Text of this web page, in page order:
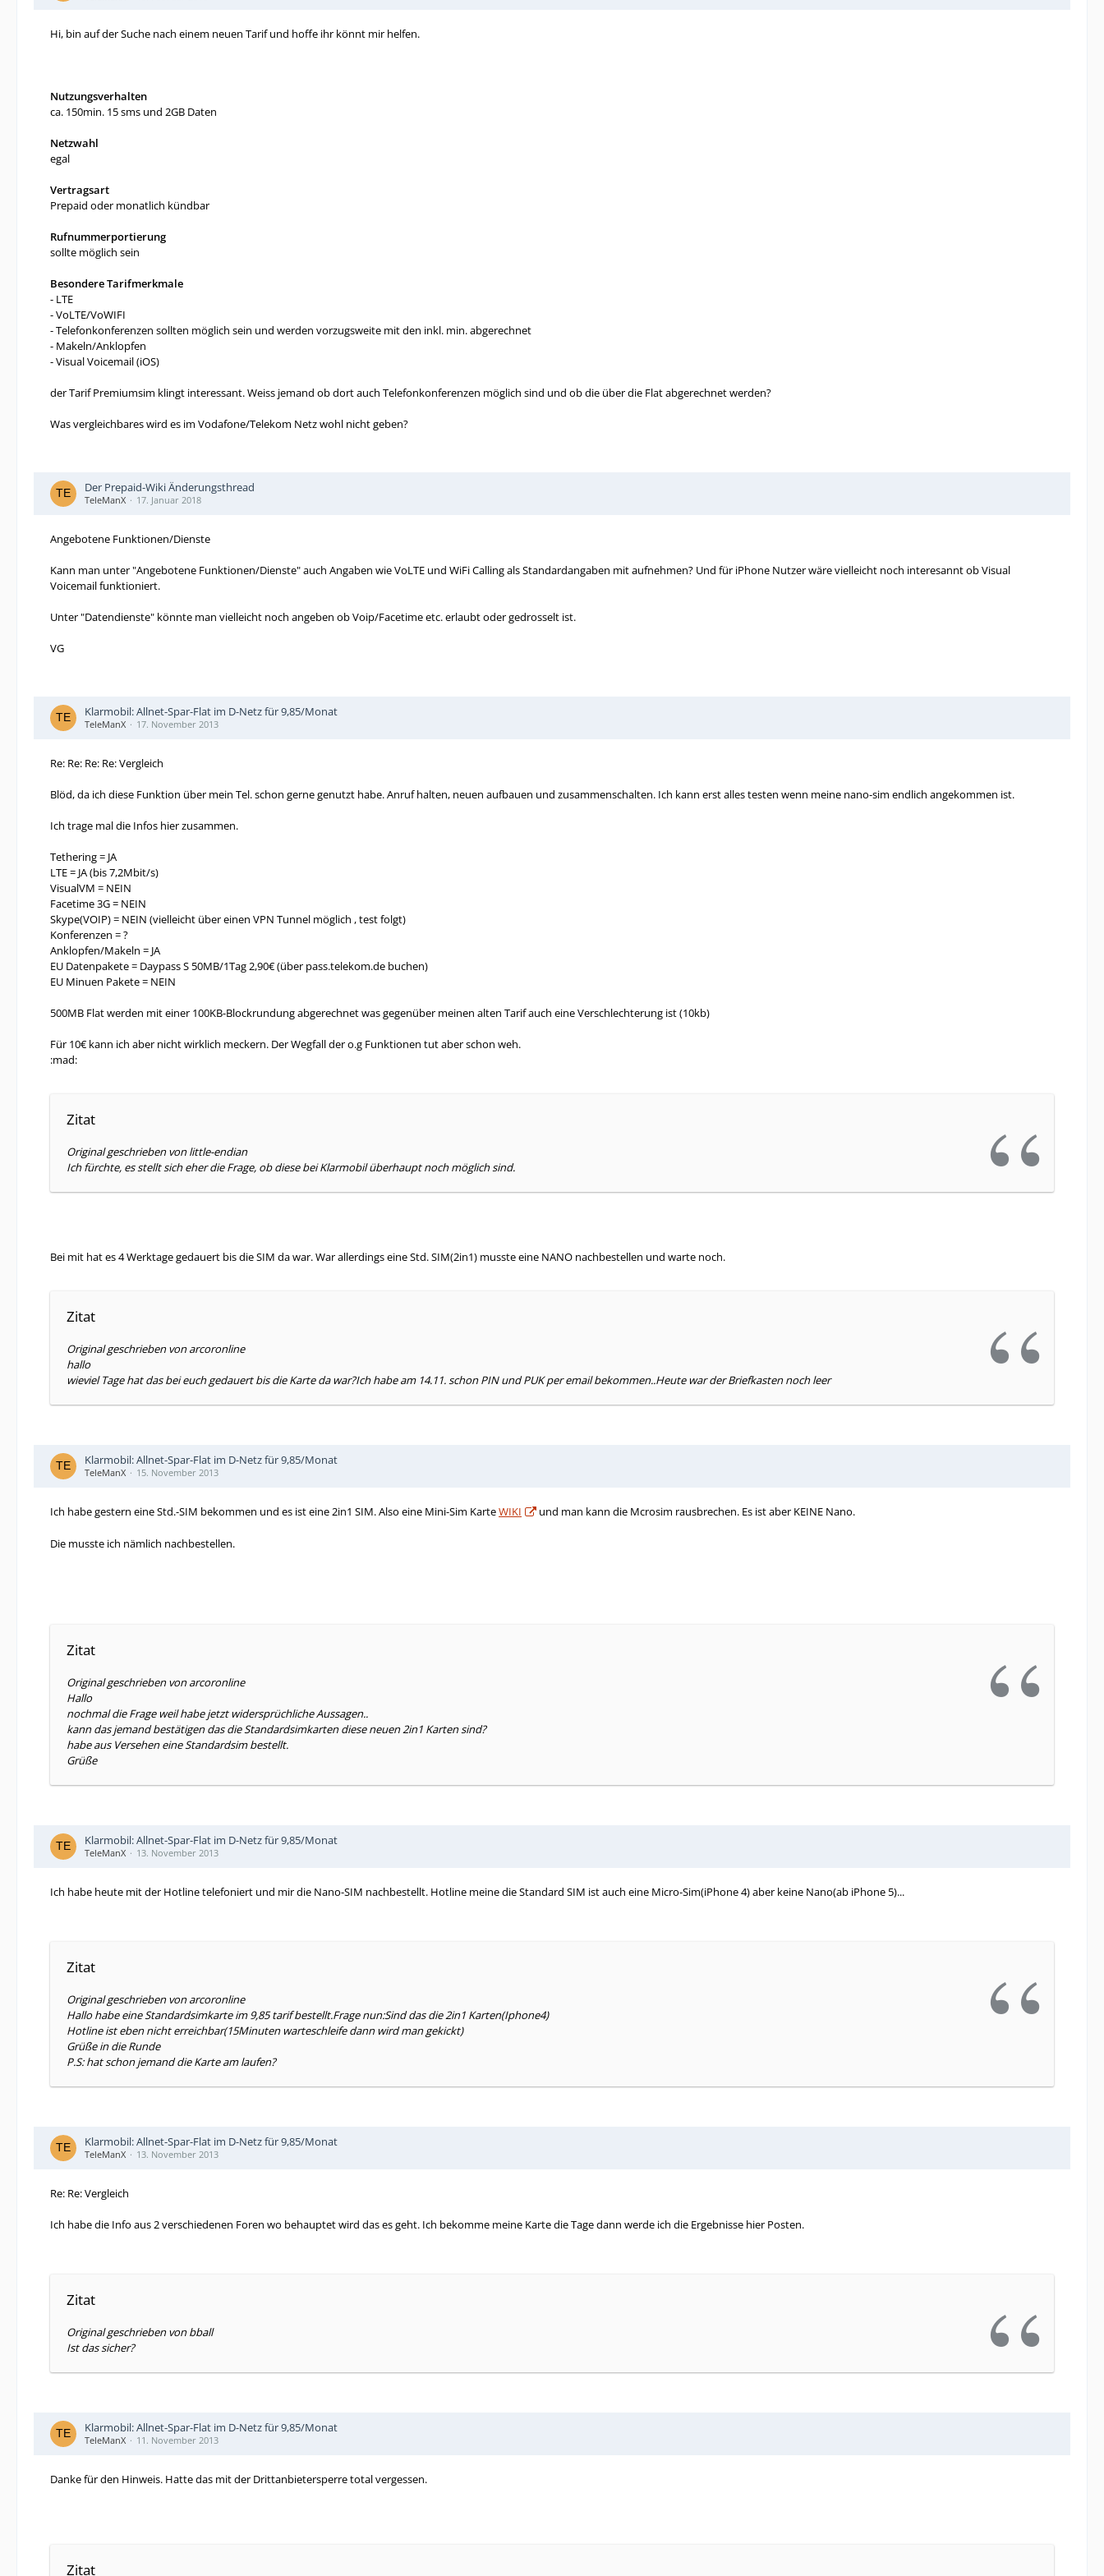
Hi, bin auf der Suche nach einem neuen Tarif und hoffe ihr könnt mir helfen.
Nutzungsverhalten
ca. 150min. 15 sms und 2GB Daten
Netzwahl
egal
Vertragsart
Prepaid oder monatlich kündbar
Rufnummerportierung
sollte möglich sein
Besondere Tarifmerkmale
- LTE
- VoLTE/VoWIFI
- Telefonkonferenzen sollten möglich sein und werden vorzugsweite mit den inkl. min. abgerechnet
- Makeln/Anklopfen
- Visual Voicemail (iOS)
der Tarif Premiumsim klingt interessant. Weiss jemand ob dort auch Telefonkonferenzen möglich sind und ob die über die Flat abgerechnet werden?
Was vergleichbares wird es im Vodafone/Telekom Netz wohl nicht geben?
Der Prepaid-Wiki Änderungsthread
TeleManX 17. Januar 2018
Angebotene Funktionen/Dienste
Kann man unter "Angebotene Funktionen/Dienste" auch Angaben wie VoLTE und WiFi Calling als Standardangaben mit aufnehmen? Und für iPhone Nutzer wäre vielleicht noch interesannt ob Visual
Voicemail funktioniert.
Unter "Datendienste" könnte man vielleicht noch angeben ob Voip/Facetime etc. erlaubt oder gedrosselt ist.
VG
Klarmobil: Allnet-Spar-Flat im D-Netz für 9,85/Monat
TeleManX 17. November 2013
Re: Re: Re: Re: Vergleich
Blöd, da ich diese Funktion über mein Tel. schon gerne genutzt habe. Anruf halten, neuen aufbauen und zusammenschalten. Ich kann erst alles testen wenn meine nano-sim endlich angekommen ist.
Ich trage mal die Infos hier zusammen.
Tethering = JA
LTE = JA (bis 7,2Mbit/s)
VisualVM = NEIN
Facetime 3G = NEIN
Skype(VOIP) = NEIN (vielleicht über einen VPN Tunnel möglich , test folgt)
Konferenzen = ?
Anklopfen/Makeln = JA
EU Datenpakete = Daypass S 50MB/1Tag 2,90€ (über pass.telekom.de buchen)
EU Minuen Pakete = NEIN
500MB Flat werden mit einer 100KB-Blockrundung abgerechnet was gegenüber meinen alten Tarif auch eine Verschlechterung ist (10kb)
Für 10€ kann ich aber nicht wirklich meckern. Der Wegfall der o.g Funktionen tut aber schon weh.
:mad:
Zitat
Original geschrieben von little-endian
Ich fürchte, es stellt sich eher die Frage, ob diese bei Klarmobil überhaupt noch möglich sind.
Bei mit hat es 4 Werktage gedauert bis die SIM da war. War allerdings eine Std. SIM(2in1) musste eine NANO nachbestellen und warte noch.
Zitat
Original geschrieben von arcoronline
hallo
wieviel Tage hat das bei euch gedauert bis die Karte da war?Ich habe am 14.11. schon PIN und PUK per email bekommen..Heute war der Briefkasten noch leer
Klarmobil: Allnet-Spar-Flat im D-Netz für 9,85/Monat
TeleManX 15. November 2013
Ich habe gestern eine Std.-SIM bekommen und es ist eine 2in1 SIM. Also eine Mini-Sim KarteWIKI und man kann die Mcrosim rausbrechen. Es ist aber KEINE Nano.
Die musste ich nämlich nachbestellen.
Zitat
Original geschrieben von arcoronline
Hallo
nochmal die Frage weil habe jetzt widersprüchliche Aussagen..
kann das jemand bestätigen das die Standardsimkarten diese neuen 2in1 Karten sind?
habe aus Versehen eine Standardsim bestellt.
Grüße
Klarmobil: Allnet-Spar-Flat im D-Netz für 9,85/Monat
TeleManX 13. November 2013
Ich habe heute mit der Hotline telefoniert und mir die Nano-SIM nachbestellt. Hotline meine die Standard SIM ist auch eine Micro-Sim(iPhone 4) aber keine Nano(ab iPhone 5)...
Zitat
Original geschrieben von arcoronline
Hallo habe eine Standardsimkarte im 9,85 tarif bestellt.Frage nun:Sind das die 2in1 Karten(Iphone4)
Hotline ist eben nicht erreichbar(15Minuten warteschleife dann wird man gekickt)
Grüße in die Runde
P.S: hat schon jemand die Karte am laufen?
Klarmobil: Allnet-Spar-Flat im D-Netz für 9,85/Monat
TeleManX 13. November 2013
Re: Re: Vergleich
Ich habe die Info aus 2 verschiedenen Foren wo behauptet wird das es geht. Ich bekomme meine Karte die Tage dann werde ich die Ergebnisse hier Posten.
Zitat
Original geschrieben von bball
Ist das sicher?
Klarmobil: Allnet-Spar-Flat im D-Netz für 9,85/Monat
TeleManX 11. November 2013
Danke für den Hinweis. Hatte das mit der Drittanbietersperre total vergessen.
Zitat